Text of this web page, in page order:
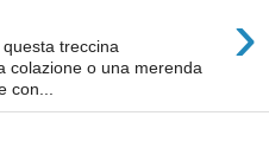
›
treccina
colazione o una merenda
con...